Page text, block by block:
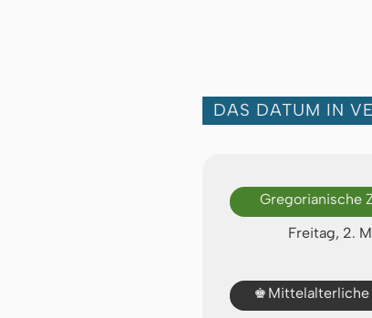
DAS DATUM IN
Gregorianische
Freitag, 2.
♚ Mittelalterliche